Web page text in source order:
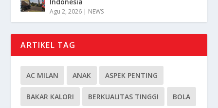
Agu 2, 2026 | NEWS
ARTIKEL TAG
AC MILAN ANAK ASPEK PENTING
BAKAR KALORI BERKUALITAS TINGGI BOLA